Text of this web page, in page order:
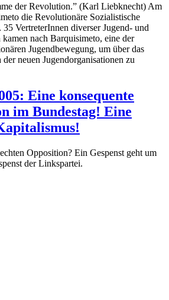
der Revolution.” (Karl Liebknecht) Am
die Revolutionäre Sozialistische
35 VertreterInnen diverser Jugend- und
kamen nach Barquisimeto, eine der
Jugendbewegung, um über das
neuen Jugendorganisationen zu
Eine konsequente
im Bundestag! Eine
Opposition? Ein Gespenst geht um
der Linkspartei.